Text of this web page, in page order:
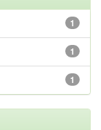
1
1
1